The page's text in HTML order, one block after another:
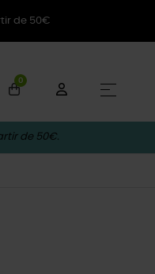
de 50€
0
☰
de 50€.